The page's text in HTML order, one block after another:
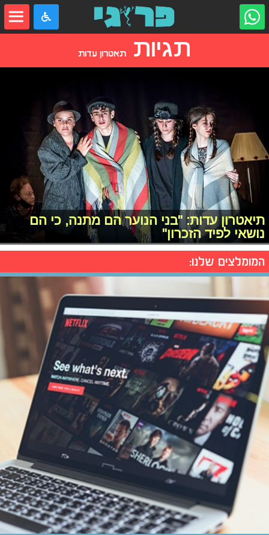
תגיות תאטרון עדות
תיאטרון עדות: "בני הנוער הם מתנה, כי הם
נושאי לפיד הזכרון"
המומלצים שלנו: